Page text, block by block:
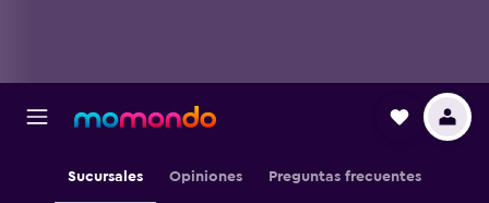
Sucursales Opiniones Preguntas frecuentes